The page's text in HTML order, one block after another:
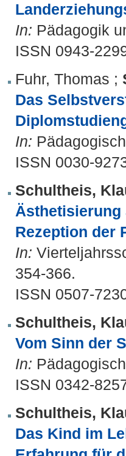
In: Pädagogik
ISSN 0943-
Fuhr, Thomas ;
Das
In:
ISSN 0030-
Schultheis,
Ästhetisierung
Rezeption der
In:
354-366.
ISSN 0507-
Schultheis,
Vom Sinn der
In:
ISSN 0342-
Schultheis,
Das Kind im